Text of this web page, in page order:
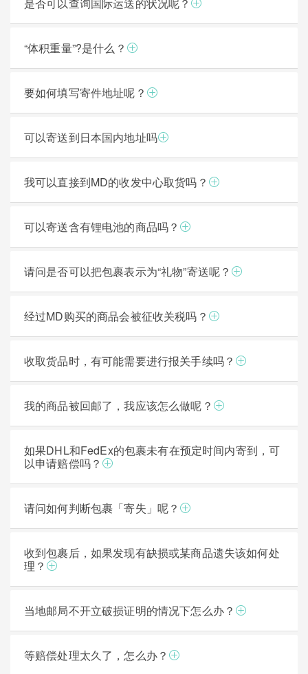
“体积重量”?是什么？
要如何填写寄件地址呢？
可以寄送到日本国内地址吗
我可以直接到MD的收发中心取货吗？
可以寄送含有锂电池的商品吗？
请问是否可以把包裹表示为“礼物”寄送呢？
经过MD购买的商品会被征收关税吗？
收取货品时，有可能需要进行报关手续吗？
我的商品被回邮了，我应该怎么做呢？
如果DHL和FedEx的包裹未有在预定时间内寄到，可
以申请赔偿吗？
请问如何判断包裹「寄失」呢？
收到包裹后，如果发现有缺损或某商品遗失该如何处
理？
当地邮局不开立破损证明的情况下怎么办？
等赔偿处理太久了，怎么办？